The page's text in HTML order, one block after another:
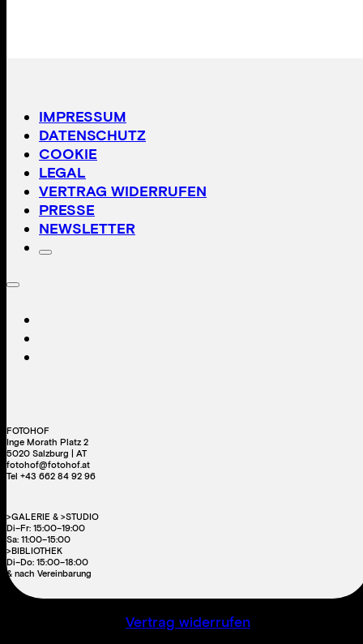
IMPRESSUM
DATENSCHUTZ
COOKIE
LEGAL
VERTRAG WIDERRUFEN
PRESSE
NEWSLETTER
FOTOHOF
Inge Morath Platz 2
5020 Salzburg | AT
fotohof@fotohof.at
Tel +43 662 84 92 96
>GALERIE & >STUDIO
Di–Fr: 15:00–19:00
Sa: 11:00–15:00
>BIBLIOTHEK
Di–Do: 15:00–18:00
& nach Vereinbarung
Vertrag widerrufen